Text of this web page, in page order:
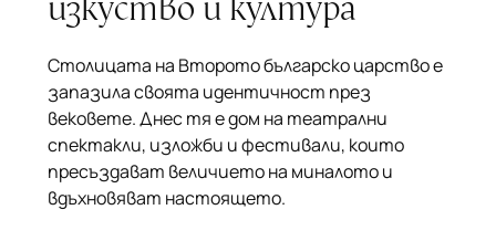
Столицата на Второто българско царство е
запазила своята идентичност през
вековете. Днес тя е дом на театрални
спектакли, изложби и фестивали, които
пресъздават величието на миналото и
вдъхновяват настоящето.